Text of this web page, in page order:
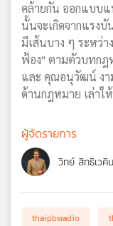
คล้ายกัน ออกแบบแ
นั้นจะเกิดจากแรงบั
มีเส้นบาง ๆ ระหว่า
ฟ้อง" ตามตัวบทกฎ
และ คุณอนุวัฒน์ งา
ด้านกฎหมาย เล่าใ
ผู้จัดรายการ
วิทย์ สิทธิเวคิน
thaipbsradio